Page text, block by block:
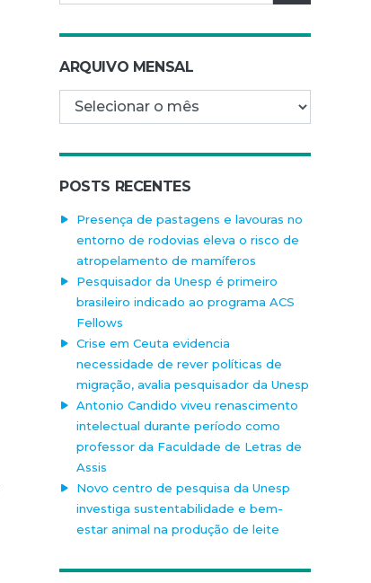
ARQUIVO MENSAL
Arquivo mensal
POSTS RECENTES
Presença de pastagens e lavouras no
entorno de rodovias eleva o risco de
atropelamento de mamíferos
Pesquisador da Unesp é primeiro
brasileiro indicado ao programa ACS
Fellows
Crise em Ceuta evidencia
necessidade de rever políticas de
migração, avalia pesquisador da Unesp
Antonio Candido viveu renascimento
intelectual durante período como
professor da Faculdade de Letras de
Assis
Novo centro de pesquisa da Unesp
investiga sustentabilidade e bem-
estar animal na produção de leite